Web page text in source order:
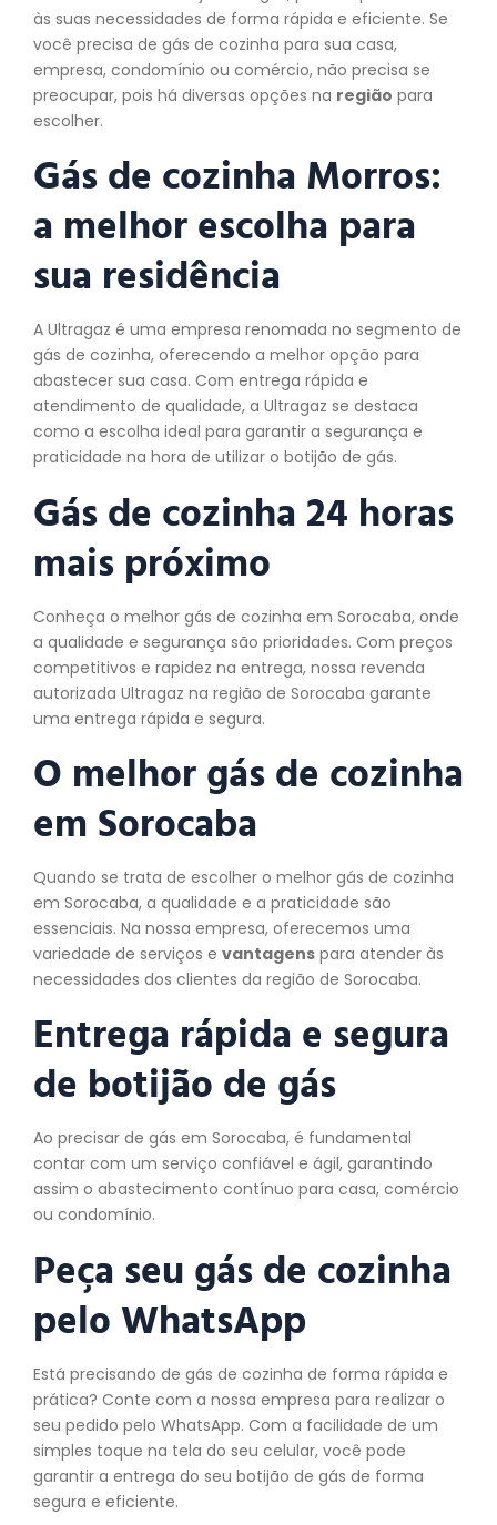
às suas necessidades de forma rápida e eficiente. Se
você precisa de gás de cozinha para sua casa,
empresa, condomínio ou comércio, não precisa se
preocupar, pois há diversas opções na região para
escolher.
Gás de cozinha Morros:
a melhor escolha para
sua residência
A Ultragaz é uma empresa renomada no segmento de
gás de cozinha, oferecendo a melhor opção para
abastecer sua casa. Com entrega rápida e
atendimento de qualidade, a Ultragaz se destaca
como a escolha ideal para garantir a segurança e
praticidade na hora de utilizar o botijão de gás.
Gás de cozinha 24 horas
mais próximo
Conheça o melhor gás de cozinha em Sorocaba, onde
a qualidade e segurança são prioridades. Com preços
competitivos e rapidez na entrega, nossa revenda
autorizada Ultragaz na região de Sorocaba garante
uma entrega rápida e segura.
O melhor gás de cozinha
em Sorocaba
Quando se trata de escolher o melhor gás de cozinha
em Sorocaba, a qualidade e a praticidade são
essenciais. Na nossa empresa, oferecemos uma
variedade de serviços e vantagens para atender às
necessidades dos clientes da região de Sorocaba.
Entrega rápida e segura
de botijão de gás
Ao precisar de gás em Sorocaba, é fundamental
contar com um serviço confiável e ágil, garantindo
assim o abastecimento contínuo para casa, comércio
ou condomínio.
Peça seu gás de cozinha
pelo WhatsApp
Está precisando de gás de cozinha de forma rápida e
prática? Conte com a nossa empresa para realizar o
seu pedido pelo WhatsApp. Com a facilidade de um
simples toque na tela do seu celular, você pode
garantir a entrega do seu botijão de gás de forma
segura e eficiente.